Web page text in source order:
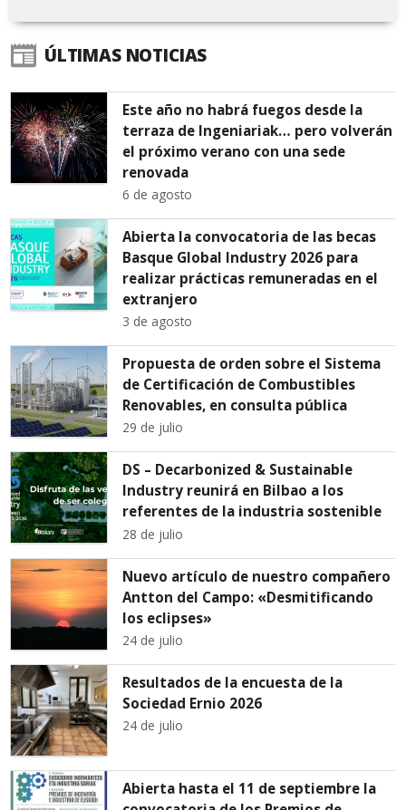
ÚLTIMAS NOTICIAS
Este año no habrá fuegos desde la
terraza de Ingeniariak… pero volverán
el próximo verano con una sede
renovada
6 de agosto
Abierta la convocatoria de las becas
Basque Global Industry 2026 para
realizar prácticas remuneradas en el
extranjero
3 de agosto
Propuesta de orden sobre el Sistema
de Certificación de Combustibles
Renovables, en consulta pública
29 de julio
DS – Decarbonized & Sustainable
Industry reunirá en Bilbao a los
referentes de la industria sostenible
28 de julio
Nuevo artículo de nuestro compañero
Antton del Campo: «Desmitificando
los eclipses»
24 de julio
Resultados de la encuesta de la
Sociedad Ernio 2026
24 de julio
Abierta hasta el 11 de septiembre la